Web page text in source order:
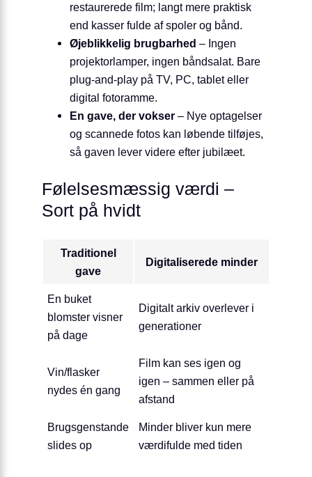
restaurerede film; langt mere praktisk
end kasser fulde af spoler og bånd.
Øjeblikkelig brugbarhed – Ingen
projektorlamper, ingen båndsalat. Bare
plug-and-play på TV, PC, tablet eller
digital fotoramme.
En gave, der vokser – Nye optagelser
og scannede fotos kan løbende tilføjes,
så gaven lever videre efter jubilæet.
Følelsesmæssig værdi –
Sort på hvidt
Traditionel
gave
Digitaliserede minder
En buket
blomster visner
på dage
Digitalt arkiv overlever i
generationer
Vin/flasker
nydes én gang
Film kan ses igen og
igen – sammen eller på
afstand
Brugsgenstande
slides op
Minder bliver kun mere
værdifulde med tiden